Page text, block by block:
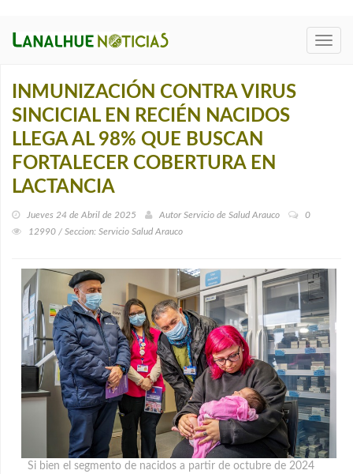
INMUNIZACIÓN CONTRA VIRUS
SINCICIAL EN RECIÉN NACIDOS
LLEGA AL 98% QUE BUSCAN
FORTALECER COBERTURA EN
LACTANCIA
Jueves 24 de Abril de 2025 Autor Servicio de Salud Arauco
0
12990 / Seccion: Servicio Salud Arauco
Si bien el segmento de nacidos a partir de octubre de 2024